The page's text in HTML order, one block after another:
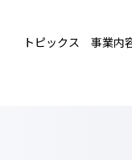
トピックス 事業内